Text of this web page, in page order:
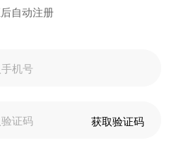
自动注册
获取验证码